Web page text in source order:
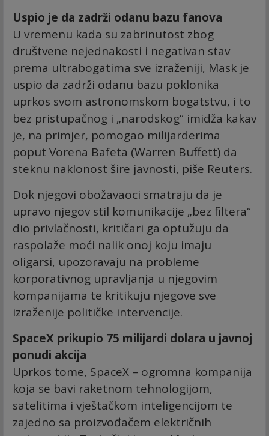
Uspio je da zadrži odanu bazu fanova
U vremenu kada su zabrinutost zbog
društvene nejednakosti i negativan stav
prema ultrabogatima sve izraženiji, Mask je
uspio da zadrži odanu bazu poklonika
uprkos svom astronomskom bogatstvu, i to
bez pristupačnog i „narodskog“ imidža kakav
je, na primjer, pomogao milijarderima
poput Vorena Bafeta (Warren Buffett) da
steknu naklonost šire javnosti, piše Reuters.
Dok njegovi obožavaoci smatraju da je
upravo njegov stil komunikacije „bez filtera“
dio privlačnosti, kritičari ga optužuju da
raspolaže moći nalik onoj koju imaju
oligarsi, upozoravaju na probleme
korporativnog upravljanja u njegovim
kompanijama te kritikuju njegove sve
izraženije političke intervencije.
SpaceX prikupio 75 milijardi dolara u javnoj
ponudi akcija
Uprkos tome, SpaceX – ogromna kompanija
koja se bavi raketnom tehnologijom,
satelitima i vještačkom inteligencijom te
zajedno sa proizvođačem električnih